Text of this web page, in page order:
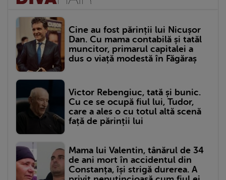
Cine au fost părinții lui Nicușor
Dan. Cu mama contabilă și tatăl
muncitor, primarul capitalei a
dus o viață modestă în Făgăraș
Victor Rebengiuc, tată și bunic.
Cu ce se ocupă fiul lui, Tudor,
care a ales o cu totul altă scenă
față de părinții lui
Mama lui Valentin, tânărul de 34
de ani mort în accidentul din
Constanța, își strigă durerea. A